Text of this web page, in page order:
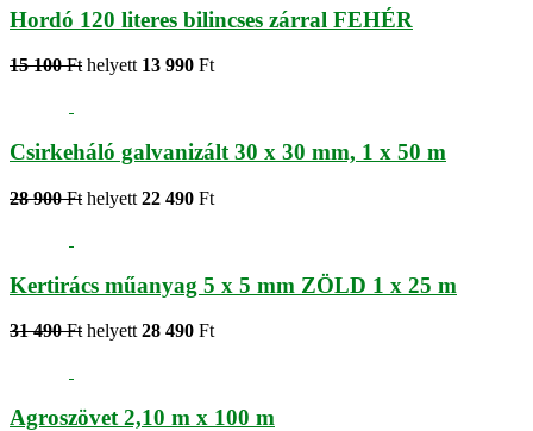
Hordó 120 literes bilincses zárral FEHÉR
15 100 Ft helyett 13 990 Ft
Csirkeháló galvanizált 30 x 30 mm, 1 x 50 m
28 900 Ft helyett 22 490 Ft
Kertirács műanyag 5 x 5 mm ZÖLD 1 x 25 m
31 490 Ft helyett 28 490 Ft
Agroszövet 2,10 m x 100 m